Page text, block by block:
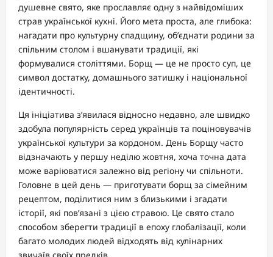
душевне свято, яке прославляє одну з найвідоміших
страв української кухні. Його мета проста, але глибока:
нагадати про культурну спадщину, об’єднати родини за
спільним столом і вшанувати традиції, які
формувалися століттями. Борщ — це не просто суп, це
символ достатку, домашнього затишку і національної
ідентичності.
Ця ініціатива з’явилася відносно недавно, але швидко
здобула популярність серед українців та поціновувачів
української культури за кордоном. День Борщу часто
відзначають у першу неділю жовтня, хоча точна дата
може варіюватися залежно від регіону чи спільноти.
Головне в цей день — приготувати борщ за сімейним
рецептом, поділитися ним з близькими і згадати
історії, які пов’язані з цією стравою. Це свято стало
способом зберегти традиції в епоху глобалізації, коли
багато молодих людей відходять від кулінарних